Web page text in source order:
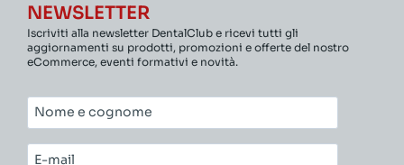
NEWSLETTER
Iscriviti alla newsletter DentalClub e ricevi tutti gli
aggiornamenti su prodotti, promozioni e offerte del nostro
eCommerce, eventi formativi e novità.
Nome
e
cognome*
E-